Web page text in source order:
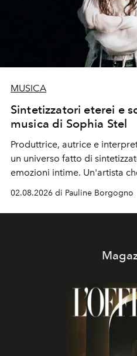
MUSICA
Sintetizzatori eterei e
musica di Sophia Stel
Produttrice, autrice e
un universo fatto di
emozioni intime. Un'artista
02.08.2026 di Pauline Borgogno